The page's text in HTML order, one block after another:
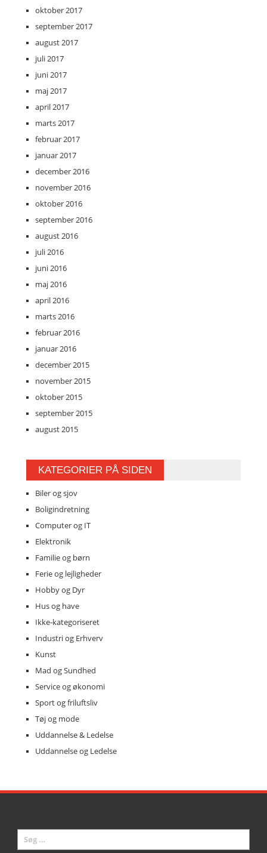
oktober 2017
september 2017
august 2017
juli 2017
juni 2017
maj 2017
april 2017
marts 2017
februar 2017
januar 2017
december 2016
november 2016
oktober 2016
september 2016
august 2016
juli 2016
juni 2016
maj 2016
april 2016
marts 2016
februar 2016
januar 2016
december 2015
november 2015
oktober 2015
september 2015
august 2015
KATEGORIER PÅ SIDEN
Biler og sjov
Boligindretning
Computer og IT
Elektronik
Familie og børn
Ferie og lejligheder
Hobby og Dyr
Hus og have
Ikke-kategoriseret
Industri og Erhverv
Kunst
Mad og Sundhed
Service og økonomi
Sport og friluftsliv
Tøj og mode
Uddannelse & Ledelse
Uddannelse og Ledelse